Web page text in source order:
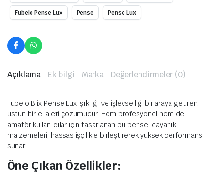
Fubelo Pense Lux Pense Pense Lux
Açıklama Ek bilgi Marka Değerlendirmeler (0)
Fubelo Blix Pense Lux, şıklığı ve işlevselliği bir araya getiren
üstün bir el aleti çözümüdür. Hem profesyonel hem de
amatör kullanıcılar için tasarlanan bu pense, dayanıklı
malzemeleri, hassas işçilikle birleştirerek yüksek performans
sunar.
Öne Çıkan Özellikler: